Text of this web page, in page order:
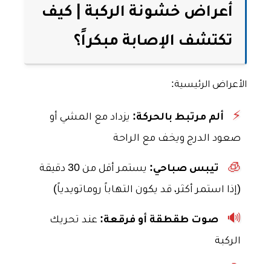
أعراض خشونة الركبة | كيف
تكتشف الإصابة مبكراً؟
الأعراض الرئيسية:
⚡ ألم مرتبط بالحركة: يزداد مع المشي أو
صعود الدرج ويخف مع الراحة
🧊 تيبس صباحي:
يستمر أقل من 30 دقيقة
(إذا استمر أكثر، قد يكون التهاباً روماتويدياً)
🔊 صوت طقطقة أو فرقعة: عند تحريك
الركبة